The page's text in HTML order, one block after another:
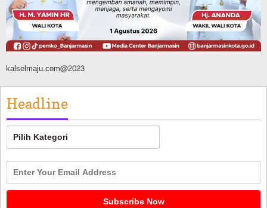
Agustus 7, 2026
kalselmaju.com@2023
Headline
Headline